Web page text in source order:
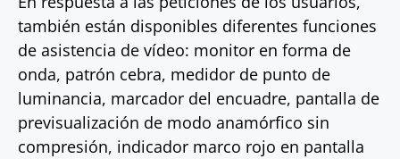
también están disponibles diferentes funciones
de asistencia de vídeo: monitor en forma de
onda, patrón cebra, medidor de punto de
luminancia, marcador del encuadre, pantalla de
previsualización de modo anamórfico sin
compresión, indicador marco rojo en pantalla